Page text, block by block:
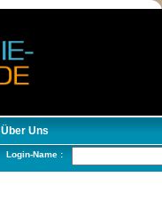
Über Uns
Login-Name :